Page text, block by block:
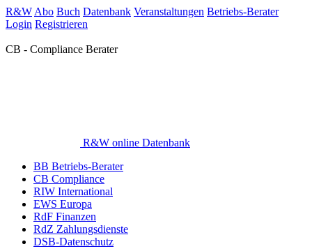
R&W Abo Buch Datenbank Veranstaltungen Betriebs-Berater
Login Registrieren
CB - Compliance Berater
R&W online Datenbank
BB Betriebs-Berater
CB Compliance
RIW International
EWS Europa
RdF Finanzen
RdZ Zahlungsdienste
DSB-Datenschutz